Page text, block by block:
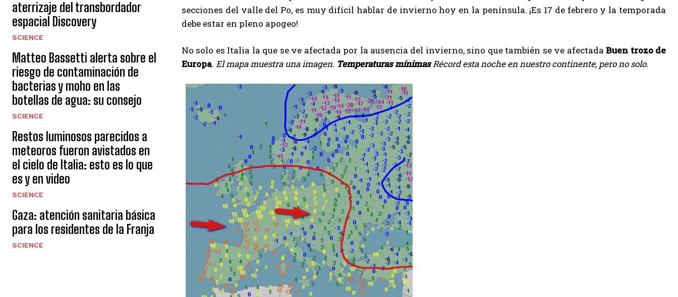
I've read and accept the Privacy Policy
aterrizaje del transbordador
espacial Discovery
SCIENCE
Matteo Bassetti alerta sobre el
riesgo de contaminación de
bacterias y moho en las
botellas de agua: su consejo
SCIENCE
Restos luminosos parecidos a
meteoros fueron avistados en
el cielo de Italia: esto es lo que
es y en video
SCIENCE
Gaza: atención sanitaria básica
para los residentes de la Franja
SCIENCE
secciones del valle del Po, es muy difícil hablar de invierno hoy en la península. ¡Es 17 de febrero y la temporada
debe estar en pleno apogeo!
No solo es Italia la que se ve afectada por la ausencia del invierno, sino que también se ve afectadaBuen trozo de
Europa. El mapa muestra una imagen. Temperaturas mínimasRécord esta noche en nuestro continente, pero no solo.